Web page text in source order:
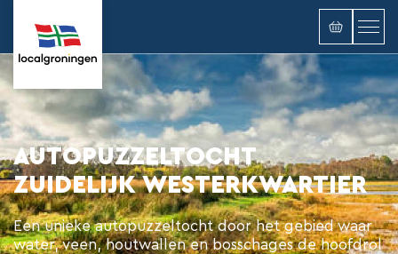
AUTOPUZZELTOCHT
ZUIDELIJK WESTERKWARTIER
Een unieke autopuzzeltocht door het gebied waar
water, veen, houtwallen en bosschages de hoofdrol